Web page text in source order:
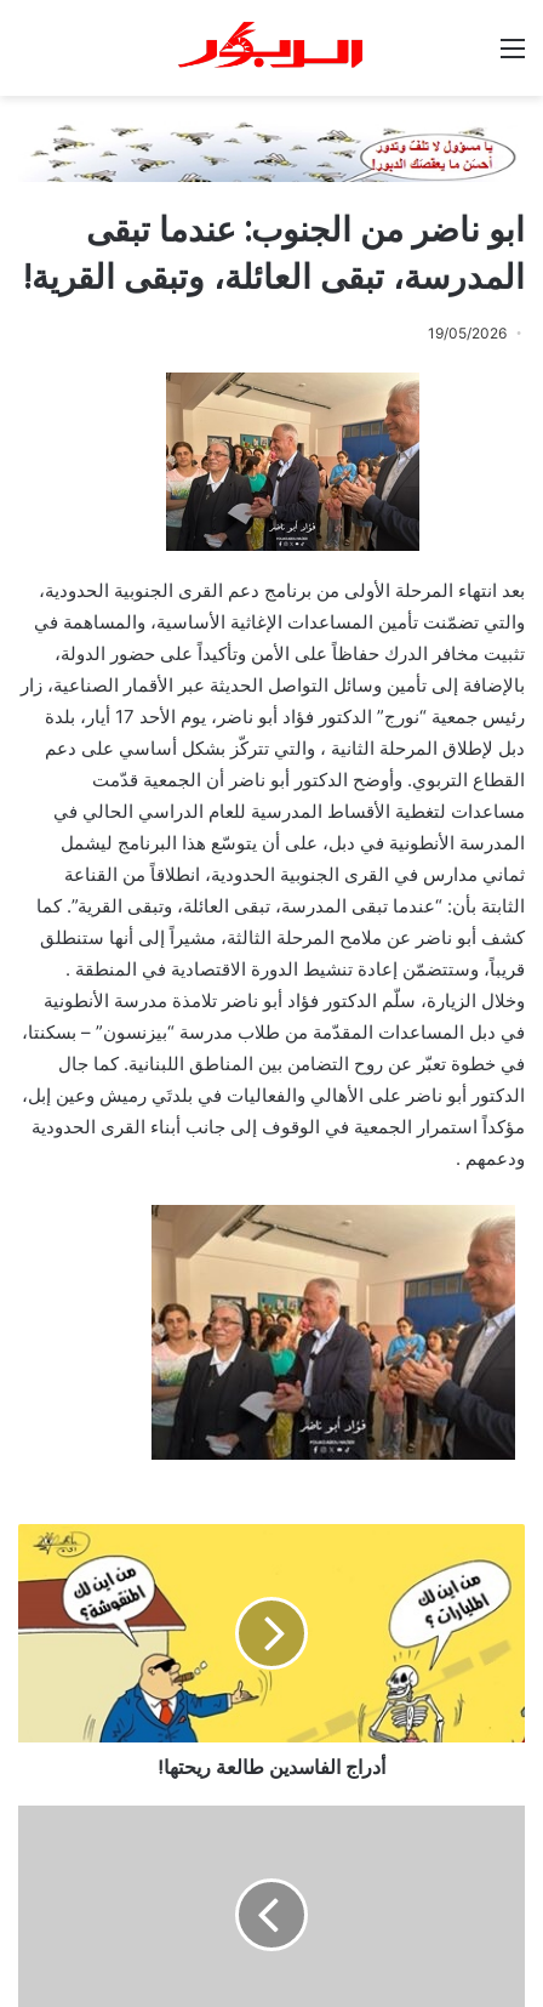
ابو ناضر من الجنوب: عندما تبقى
المدرسة، تبقى العائلة، وتبقى القرية!
19/05/2026
بعد انتهاء المرحلة الأولى من برنامج دعم القرى الجنوبية الحدودية،
والتي تضمّنت تأمين المساعدات الإغاثية الأساسية، والمساهمة في
تثبيت مخافر الدرك حفاظاً على الأمن وتأكيداً على حضور الدولة،
بالإضافة إلى تأمين وسائل التواصل الحديثة عبر الأقمار الصناعية، زار
رئيس جمعية “نورج” الدكتور فؤاد أبو ناضر، يوم الأحد 17 أيار، بلدة
دبل لإطلاق المرحلة الثانية ، والتي تتركّز بشكل أساسي على دعم
القطاع التربوي. وأوضح الدكتور أبو ناضر أن الجمعية قدّمت
مساعدات لتغطية الأقساط المدرسية للعام الدراسي الحالي في
المدرسة الأنطونية في دبل، على أن يتوسّع هذا البرنامج ليشمل
ثماني مدارس في القرى الجنوبية الحدودية، انطلاقاً من القناعة
الثابتة بأن: “عندما تبقى المدرسة، تبقى العائلة، وتبقى القرية”. كما
كشف أبو ناضر عن ملامح المرحلة الثالثة، مشيراً إلى أنها ستنطلق
قريباً، وستتضمّن إعادة تنشيط الدورة الاقتصادية في المنطقة .
وخلال الزيارة، سلّم الدكتور فؤاد أبو ناضر تلامذة مدرسة الأنطونية
في دبل المساعدات المقدّمة من طلاب مدرسة “بيزنسون” – بسكنتا،
في خطوة تعبّر عن روح التضامن بين المناطق اللبنانية. كما جال
الدكتور أبو ناضر على الأهالي والفعاليات في بلدتَي رميش وعين إبل،
مؤكداً استمرار الجمعية في الوقوف إلى جانب أبناء القرى الحدودية
ودعمهم .
أدراج الفاسدين طالعة ريحتها!